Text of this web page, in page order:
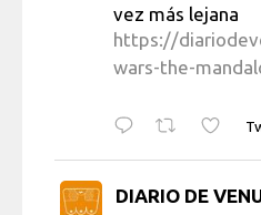
vez más lejana
https://
wars-the-
DIARIO DE